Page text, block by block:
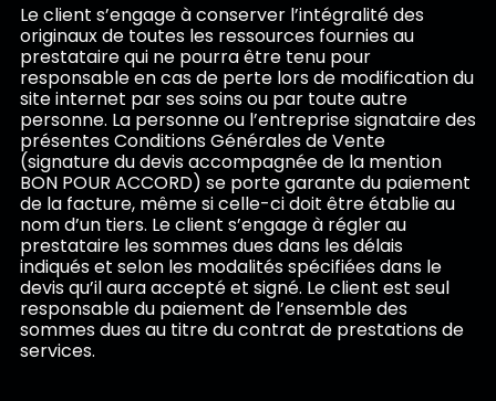
Le client s’engage à conserver l’intégralité des
originaux de toutes les ressources fournies au
prestataire qui ne pourra être tenu pour
responsable en cas de perte lors de modification du
site internet par ses soins ou par toute autre
personne. La personne ou l’entreprise signataire des
présentes Conditions Générales de Vente
(signature du devis accompagnée de la mention
BON POUR ACCORD) se porte garante du paiement
de la facture, même si celle-ci doit être établie au
nom d’un tiers. Le client s’engage à régler au
prestataire les sommes dues dans les délais
indiqués et selon les modalités spécifiées dans le
devis qu’il aura accepté et signé. Le client est seul
responsable du paiement de l’ensemble des
sommes dues au titre du contrat de prestations de
services.